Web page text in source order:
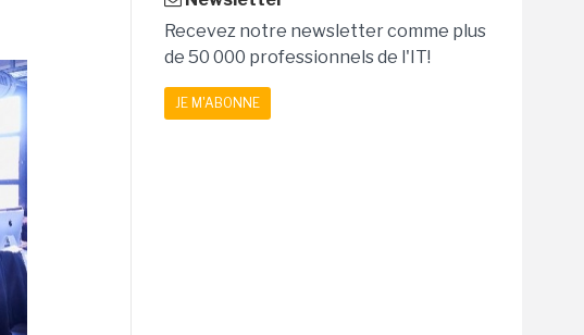
Recevez notre newsletter comme plus
de 50 000 professionnels de l'IT!
JE M'ABONNE